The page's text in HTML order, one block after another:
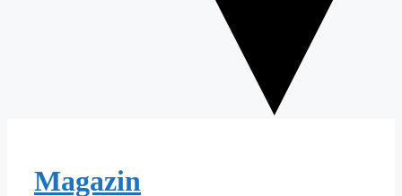
Magazin